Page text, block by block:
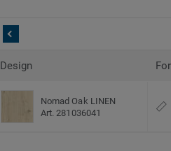
Design
Nomad Oak LINEN
Art. 281036041